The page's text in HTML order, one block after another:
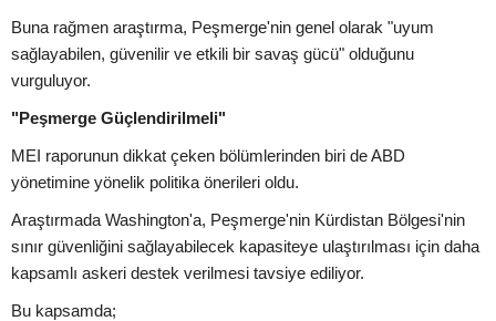
Buna rağmen araştırma, Peşmerge'nin genel olarak "uyum
sağlayabilen, güvenilir ve etkili bir savaş gücü" olduğunu
vurguluyor.
"Peşmerge Güçlendirilmeli"
MEI raporunun dikkat çeken bölümlerinden biri de ABD
yönetimine yönelik politika önerileri oldu.
Araştırmada Washington'a, Peşmerge'nin Kürdistan Bölgesi'nin
sınır güvenliğini sağlayabilecek kapasiteye ulaştırılması için daha
kapsamlı askeri destek verilmesi tavsiye ediliyor.
Bu kapsamda;